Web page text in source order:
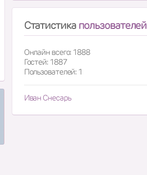
Статистика пользователей
Онлайн всего: 1888
Гостей: 1887
Пользователей: 1
Иван Снесарь